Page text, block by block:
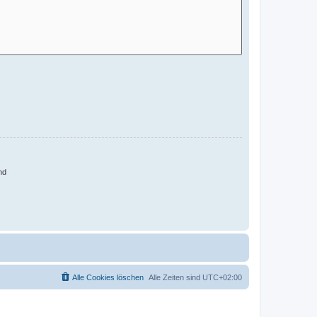
Alle Zeiten sind UTC+02:00
Alle Cookies löschen